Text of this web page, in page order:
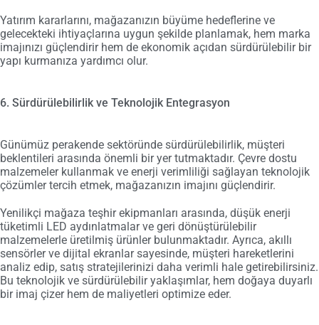
Yatırım kararlarını, mağazanızın büyüme hedeflerine ve
gelecekteki ihtiyaçlarına uygun şekilde planlamak, hem marka
imajınızı güçlendirir hem de ekonomik açıdan sürdürülebilir bir
yapı kurmanıza yardımcı olur.
6. Sürdürülebilirlik ve Teknolojik Entegrasyon
Günümüz perakende sektöründe sürdürülebilirlik, müşteri
beklentileri arasında önemli bir yer tutmaktadır. Çevre dostu
malzemeler kullanmak ve enerji verimliliği sağlayan teknolojik
çözümler tercih etmek, mağazanızın imajını güçlendirir.
Yenilikçi mağaza teşhir ekipmanları arasında, düşük enerji
tüketimli LED aydınlatmalar ve geri dönüştürülebilir
malzemelerle üretilmiş ürünler bulunmaktadır. Ayrıca, akıllı
sensörler ve dijital ekranlar sayesinde, müşteri hareketlerini
analiz edip, satış stratejilerinizi daha verimli hale getirebilirsiniz.
Bu teknolojik ve sürdürülebilir yaklaşımlar, hem doğaya duyarlı
bir imaj çizer hem de maliyetleri optimize eder.